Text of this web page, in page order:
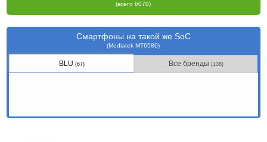
(всего 6070)
Смартфоны на такой же SoC
(Mediatek MT6580)
BLU (67) Все бренды (138)